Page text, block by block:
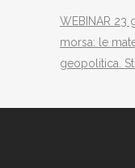
WEBINAR 23
morsa: le
geopolitica.